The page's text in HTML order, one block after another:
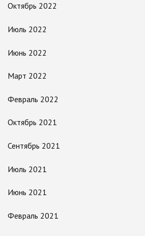
Октябрь 2022
Июль 2022
Июнь 2022
Март 2022
Февраль 2022
Октябрь 2021
Сентябрь 2021
Июль 2021
Июнь 2021
Февраль 2021